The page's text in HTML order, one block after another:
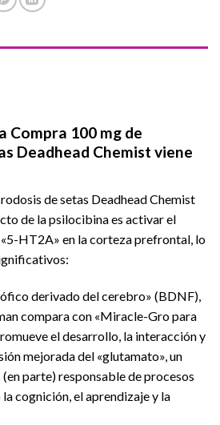
Compra 100 mg de
Deadhead Chemist viene
de setas Deadhead Chemist
de la psilocibina es activar el
HT2A» en la corteza prefrontal, lo
derivado del cerebro» (BDNF),
compara con «Miracle-Gro para
el desarrollo, la interacción y
mejorada del «glutamato», un
parte) responsable de procesos
cognición, el aprendizaje y la